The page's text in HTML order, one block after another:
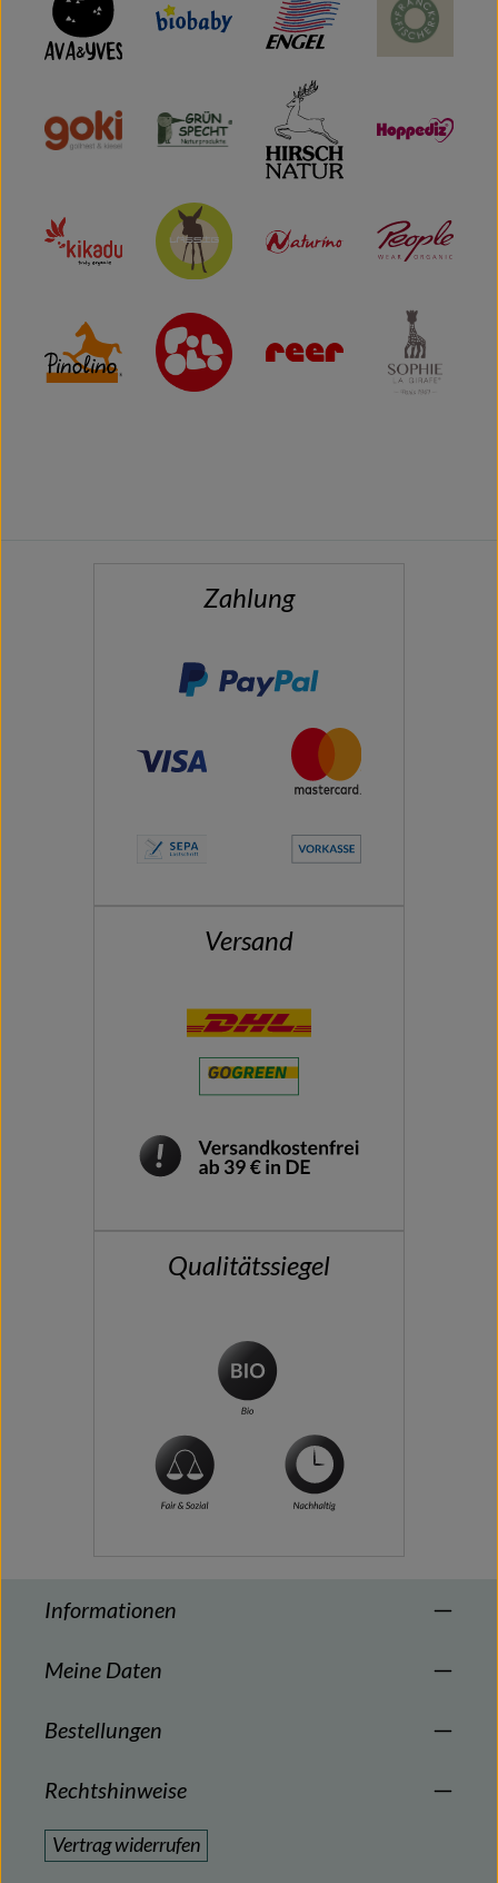
Zahlung
Versand
Qualitätssiegel
Informationen
Meine Daten
Bestellungen
Rechtshinweise
Vertrag widerrufen